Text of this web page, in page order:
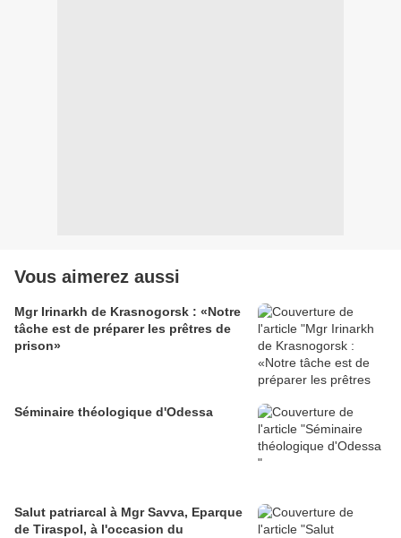
Vous aimerez aussi
Mgr Irinarkh de Krasnogorsk : «Notre
tâche est de préparer les prêtres de
prison»
Séminaire théologique d'Odessa
Salut patriarcal à Mgr Savva, Eparque
de Tiraspol, à l'occasion du